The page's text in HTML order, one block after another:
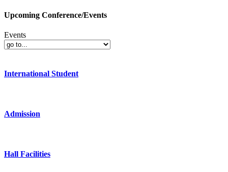
Upcoming Conference/Events
Events
International Student
Admission
Hall Facilities